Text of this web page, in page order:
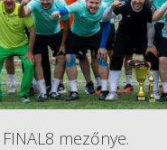
mezőnye.